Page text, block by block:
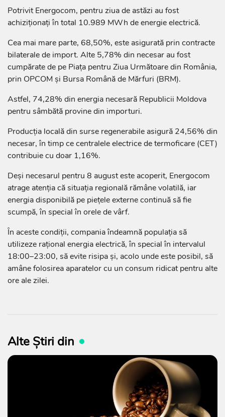
Potrivit Energocom, pentru ziua de astăzi au fost
achiziționați în total 10.989 MWh de energie electrică.
Cea mai mare parte, 68,50%, este asigurată prin contracte
bilaterale de import. Alte 5,78% din necesar au fost
cumpărate de pe Piața pentru Ziua Următoare din România,
prin OPCOM și Bursa Română de Mărfuri (BRM).
Astfel, 74,28% din energia necesară Republicii Moldova
pentru sâmbătă provine din importuri.
Producția locală din surse regenerabile asigură 24,56% din
necesar, în timp ce centralele electrice de termoficare (CET)
contribuie cu doar 1,16%.
Deși necesarul pentru 8 august este acoperit, Energocom
atrage atenția că situația regională rămâne volatilă, iar
energia disponibilă pe piețele externe continuă să fie
scumpă, în special în orele de vârf.
În aceste condiții, compania îndeamnă populația să
utilizeze rațional energia electrică, în special în intervalul
18:00–23:00, să evite risipa și, acolo unde este posibil, să
amâne folosirea aparatelor cu un consum ridicat pentru alte
ore ale zilei.
Alte Știri din